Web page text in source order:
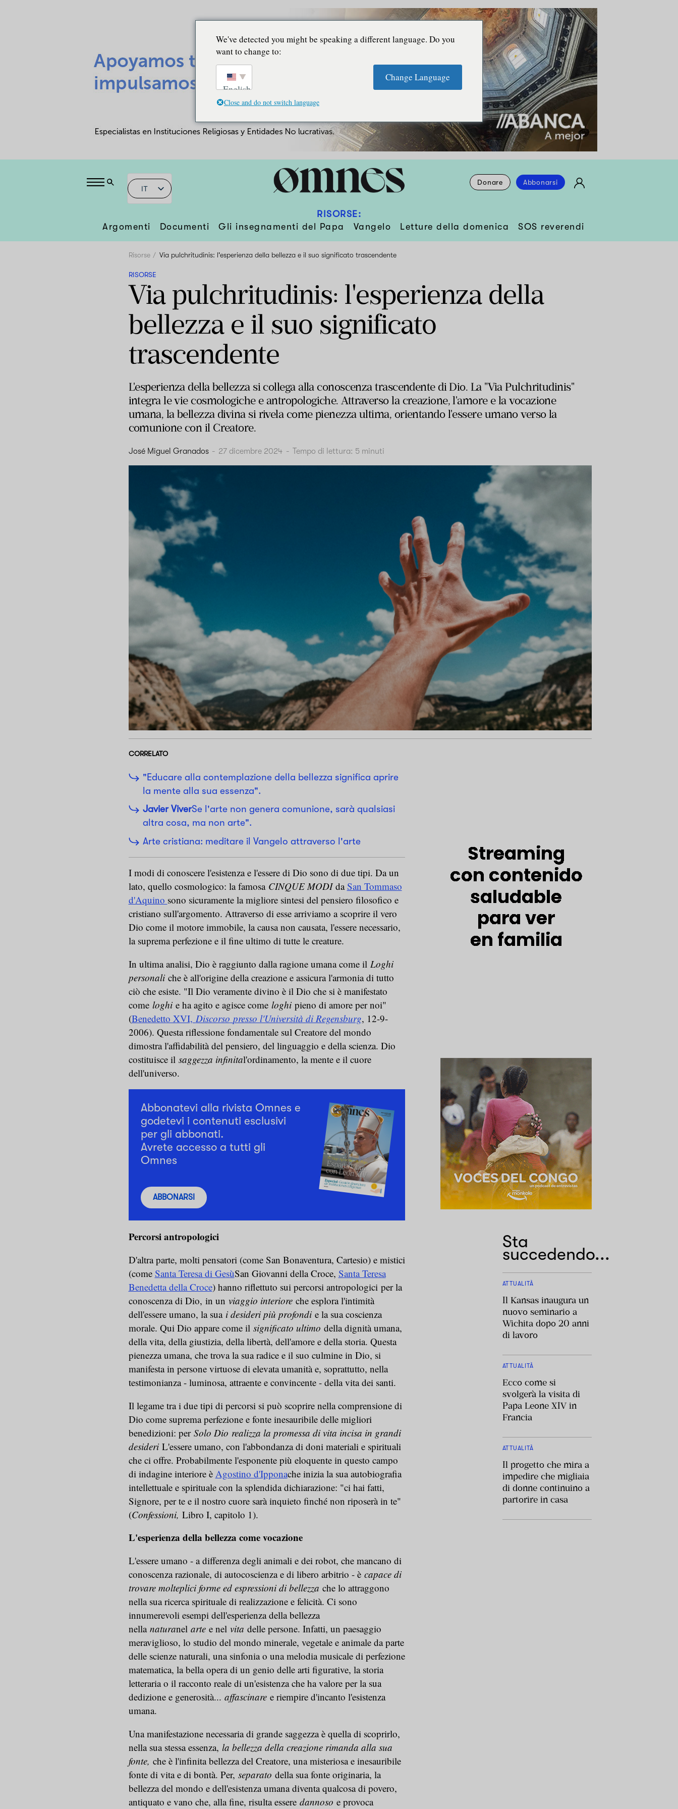
IT
Donare Abbonarsi
RISORSE:
Argomenti
Documenti Gli insegnamenti del Papa Vangelo Letture della domenica SOS reverendi
Risorse Via pulchritudinis: l'esperienza della bellezza e il suo significato trascendente
RISORSE
Via pulchritudinis: l'esperienza della
bellezza e il suo significato
trascendente
L'esperienza della bellezza si collega alla conoscenza trascendente di Dio. La "Via Pulchritudinis"
integra le vie cosmologiche e antropologiche. Attraverso la creazione, l'amore e la vocazione
umana, la bellezza divina si rivela come pienezza ultima, orientando l'essere umano verso la
comunione con il Creatore.
José Miguel Granados - 27 dicembre 2024 - Tempo di lettura: 5 minuti
CORRELATO
"Educare alla contemplazione della bellezza significa aprire
la mente alla sua essenza".
Javier ViverSe l'arte non genera comunione, sarà qualsiasi
altra cosa, ma non arte".
Arte cristiana: meditare il Vangelo attraverso l'arte
I modi di conoscere l'esistenza e l'essere di Dio sono di due tipi. Da un
lato, quello cosmologico: la famosa CINQUE MODIdaSan Tommaso
d'Aquino sono sicuramente la migliore sintesi del pensiero filosofico e
cristiano sull'argomento. Attraverso di esse arriviamo a scoprire il vero
Dio come il motore immobile, la causa non causata, l'essere necessario,
la suprema perfezione e il fine ultimo di tutte le creature.
In ultima analisi, Dio è raggiunto dalla ragione umana come il Loghi
personali che è all'origine della creazione e assicura l'armonia di tutto
ciò che esiste. "Il Dio veramente divino è il Dio che si è manifestato
come loghie ha agito e agisce come loghipieno di amore per noi"
(Benedetto XVI, Discorso presso l'Università di Regensburg, 12-9-
2006). Questa riflessione fondamentale sul Creatore del mondo
dimostra l'affidabilità del pensiero, del linguaggio e della scienza. Dio
costituisce il saggezza infinital'ordinamento, la mente e il cuore
dell'universo.
Abbonatevi alla rivista Omnes e
godetevi i contenuti esclusivi
per gli abbonati.
Avrete accesso a tutti gli
Omnes
ABBONARSI
Percorsi antropologici
D'altra parte, molti pensatori (come San Bonaventura, Cartesio) e mistici
(come Santa Teresa di GesùSan Giovanni della Croce, Santa Teresa
Benedetta della Croce) hanno riflettuto sui percorsi antropologici per la
conoscenza di Dio, in un viaggio interioreche esplora l'intimità
dell'essere umano, la sua i desideri più profondie la sua coscienza
morale. Qui Dio appare come il significato ultimo della dignità umana,
della vita, della giustizia, della libertà, dell'amore e della storia. Questa
pienezza umana, che trova la sua radice e il suo culmine in Dio, si
manifesta in persone virtuose di elevata umanità e, soprattutto, nella
testimonianza - luminosa, attraente e convincente - della vita dei santi.
Il legame tra i due tipi di percorsi si può scoprire nella comprensione di
Dio come suprema perfezione e fonte inesauribile delle migliori
benedizioni: per Solo Dio realizza la promessa di vita incisa in grandi
desideri L'essere umano, con l'abbondanza di doni materiali e spirituali
che ci offre. Probabilmente l'esponente più eloquente in questo campo
di indagine interiore è Agostino d'Ipponache inizia la sua autobiografia
intellettuale e spirituale con la splendida dichiarazione: "ci hai fatti,
Signore, per te e il nostro cuore sarà inquieto finché non riposerà in te"
(Confessioni, Libro I, capitolo 1).
L'esperienza della bellezza come vocazione
L'essere umano - a differenza degli animali e dei robot, che mancano di
conoscenza razionale, di autocoscienza e di libero arbitrio - è capace di
trovare molteplici forme ed espressioni di bellezza che lo attraggono
nella sua ricerca spirituale di realizzazione e felicità. Ci sono
innumerevoli esempi dell'esperienza della bellezza
nella naturanel artee nel vita delle persone. Infatti, un paesaggio
meraviglioso, lo studio del mondo minerale, vegetale e animale da parte
delle scienze naturali, una sinfonia o una melodia musicale di perfezione
matematica, la bella opera di un genio delle arti figurative, la storia
letteraria o il racconto reale di un'esistenza che ha valore per la sua
dedizione e generosità... affascinaree riempire d'incanto l'esistenza
umana.
Una manifestazione necessaria di grande saggezza è quella di scoprirlo,
nella sua stessa essenza, la bellezza della creazione rimanda alla sua
fonte, che è l'infinita bellezza del Creatore, una misteriosa e inesauribile
fonte di vita e di bontà. Per, separato della sua fonte originaria, la
bellezza del mondo e dell'esistenza umana diventa qualcosa di povero,
antiquato e vano che, alla fine, risulta essere dannoso e provoca
Sta
succedendo...
ATTUALITÀ
Il Kansas inaugura un
nuovo seminario a
Wichita dopo 20 anni
di lavoro
ATTUALITÀ
Ecco come si
svolgerà la visita di
Papa Leone XIV in
Francia
ATTUALITÀ
Il progetto che mira a
impedire che migliaia
di donne continuino a
partorire in casa
We've detected you might be speaking a different language. Do you
want to change to:
English
Change Language
Close and do not switch language